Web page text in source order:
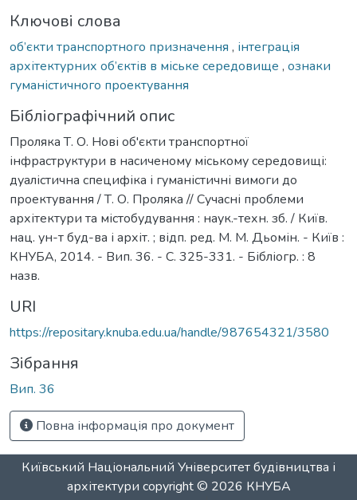
Ключові слова
об’єкти транспортного призначення , інтеграція
архітектурних об’єктів в міське середовище , ознаки
гуманістичного проектування
Бібліографічний опис
Проляка Т. О. Нові об'єкти транспортної
інфраструктури в насиченому міському середовищі:
дуалістична специфіка і гуманістичні вимоги до
проектування / Т. О. Проляка // Сучасні проблеми
архітектури та містобудування : наук.-техн. зб. / Київ.
нац. ун-т буд-ва і архіт. ; відп. ред. М. М. Дьомін. - Київ :
КНУБА, 2014. - Вип. 36. - С. 325-331. - Бібліогр. : 8
назв.
URI
https://repositary.knuba.edu.ua/handle/987654321/3580
Зібрання
Вип. 36
Повна інформація про документ
Київський Національний Університет будівництва і
архітектури copyright © 2026 КНУБА